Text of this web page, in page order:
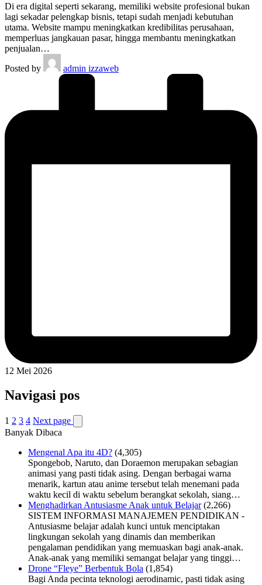
Di era digital seperti sekarang, memiliki website profesional bukan
lagi sekadar pelengkap bisnis, tetapi sudah menjadi kebutuhan
utama. Website mampu meningkatkan kredibilitas perusahaan,
memperluas jangkauan pasar, hingga membantu meningkatkan
penjualan…
Posted by
admin izzaweb
12 Mei 2026
Navigasi pos
1 2 3 4 Next page
Banyak Dibaca
Mengenal Apa itu 4D? (4,305)
Spongebob, Naruto, dan Doraemon merupakan sebagian
animasi yang pasti tidak asing. Dengan berbagai warna
menarik, kartun atau anime tersebut telah menemani pada
waktu kecil di waktu sebelum berangkat sekolah, siang…
Menghadirkan Antusiasme Anak untuk Belajar (2,266)
SISTEM INFORMASI MANAJEMEN PENDIDIKAN -
Antusiasme belajar adalah kunci untuk menciptakan
lingkungan sekolah yang dinamis dan memberikan
pengalaman pendidikan yang memuaskan bagi anak-anak.
Anak-anak yang memiliki semangat belajar yang tinggi…
Drone “Fleye” Berbentuk Bola (1,854)
Bagi Anda pecinta teknologi aerodinamic, pasti tidak asing